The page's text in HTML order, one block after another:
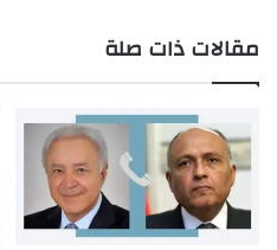
مقالات ذات صلة